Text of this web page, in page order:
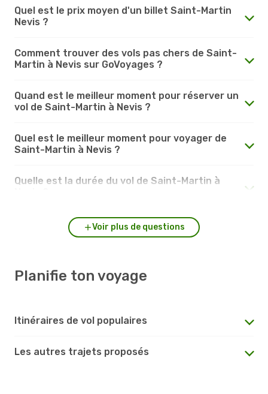
Quel est le prix moyen d'un billet Saint-Martin
Nevis ?
Comment trouver des vols pas chers de Saint-
Martin à Nevis sur GoVoyages ?
Quand est le meilleur moment pour réserver un
vol de Saint-Martin à Nevis ?
Quel est le meilleur moment pour voyager de
Saint-Martin à Nevis ?
Quelle est la durée du vol de Saint-Martin à
Voir plus de questions
Planifie ton voyage
Itinéraires de vol populaires
Les autres trajets proposés